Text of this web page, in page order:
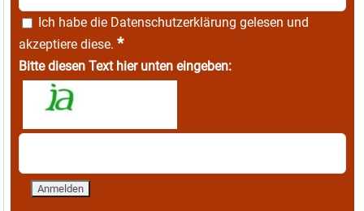
Ich habe die Datenschutzerklärung gelesen und
akzeptiere diese. *
Bitte diesen Text hier unten eingeben: